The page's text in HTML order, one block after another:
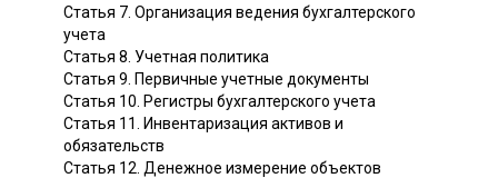
Статья 7. Организация ведения бухгалтерского
учета
Статья 8. Учетная политика
Статья 9. Первичные учетные документы
Статья 10. Регистры бухгалтерского учета
Статья 11. Инвентаризация активов и
обязательств
Статья 12. Денежное измерение объектов